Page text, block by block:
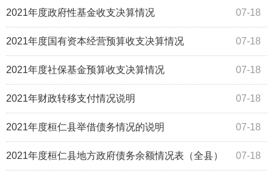
07-18
2021年度政府性基金收支决算情况
07-18
2021年度国有资本经营预算收支决算情况
07-18
2021年度社保基金预算收支决算情况
07-18
2021年财政转移支付情况说明
07-18
2021年度桓仁县举借债务情况的说明
07-18
2021年度桓仁县地方政府债务余额情况表（全县）